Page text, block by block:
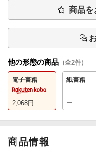
商品を
他の形態の商品 （全2件）
電子書籍
2,068円
紙書籍
ー
商品情報